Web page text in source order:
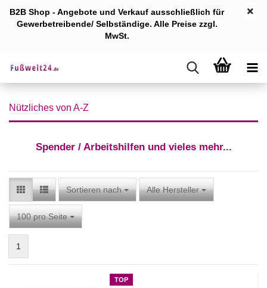
B2B Shop - Angebote und Verkauf ausschließlich für
Gewerbetreibende/ Selbständige. Alle Preise zzgl.
MwSt.
Nützliches von A-Z
Spender / Arbeitshilfen und vieles mehr...
Sortieren nach
Sortieren nach Alle Hersteller
100 pro Seite
pro Seite
1
TOP